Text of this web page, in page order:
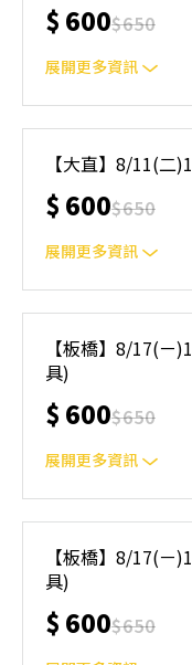
$ 600$650
展開更多資訊
制。歡迎邀請親友
人數未達開班門檻
情況安排延期或併班
無法上課，僅提供
與課程異動規則】。
【大直】8/11(二
$ 600$650
展開更多資訊
制。歡迎邀請親友
人數未達開班門檻，
情況安排延期或併班
無法上課，僅提供
與課程異動規則】。
【板橋】8/17(ㄧ
具)
$ 600$650
展開更多資訊
制。歡迎邀請親友
人數未達開班門檻，
情況安排延期或併班
無法上課，僅提供
與課程異動規則】。
【板橋】8/17(ㄧ
具)
$ 600$650